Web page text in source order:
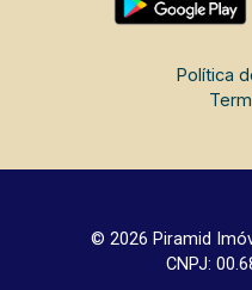
Política
© 2026 Piramid
CNPJ: